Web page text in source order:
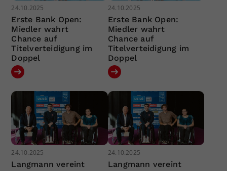
24.10.2025
Erste Bank Open:
Miedler wahrt
Chance auf
Titelverteidigung im
Doppel
24.10.2025
Erste Bank Open:
Miedler wahrt
Chance auf
Titelverteidigung im
Doppel
24.10.2025
Langmann vereint
24.10.2025
Langmann vereint